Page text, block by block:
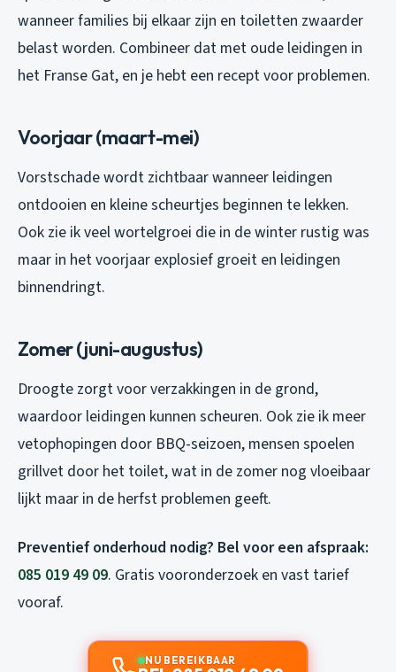
wanneer families bij elkaar zijn en toiletten zwaarder
belast worden. Combineer dat met oude leidingen in
het Franse Gat, en je hebt een recept voor problemen.
Voorjaar (maart-mei)
Vorstschade wordt zichtbaar wanneer leidingen
ontdooien en kleine scheurtjes beginnen te lekken.
Ook zie ik veel wortelgroei die in de winter rustig was
maar in het voorjaar explosief groeit en leidingen
binnendringt.
Zomer (juni-augustus)
Droogte zorgt voor verzakkingen in de grond,
waardoor leidingen kunnen scheuren. Ook zie ik meer
vetophopingen door BBQ-seizoen, mensen spoelen
grillvet door het toilet, wat in de zomer nog vloeibaar
lijkt maar in de herfst problemen geeft.
Preventief onderhoud nodig? Bel voor een afspraak:
085 019 49 09. Gratis vooronderzoek en vast tarief
vooraf.
NU BEREIKBAAR